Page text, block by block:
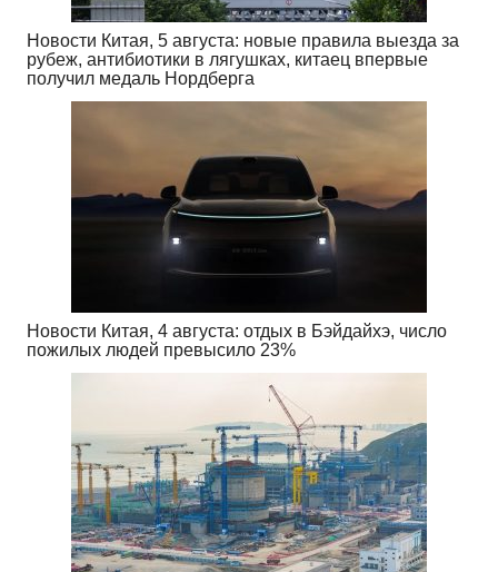
Новости Китая, 5 августа: новые правила выезда за
рубеж, антибиотики в лягушках, китаец впервые
получил медаль Нордберга
Новости Китая, 4 августа: отдых в Бэйдайхэ, число
пожилых людей превысило 23%